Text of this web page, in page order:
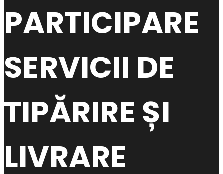
PARTICIPARE
SERVICII DE
TIPĂRIRE ȘI
LIVRARE